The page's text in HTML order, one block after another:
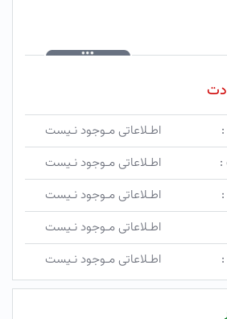
:
اطـلاعاتی مـوجود نـیست
:
اطـلاعاتی مـوجود نـیست
اطـلاعاتی مـوجود نـیست
اطـلاعاتی مـوجود نـیست
اطـلاعاتی مـوجود نـیست